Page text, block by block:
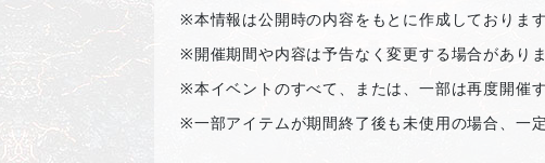
※本情報は公開時の内容をもとに作成しております
※ 開催期間や内容は予告なく変更する場合がありま
※本イベントのすべて、または、一部は再度開催
※一部アイテムが期間終了後も未使用の場合、一